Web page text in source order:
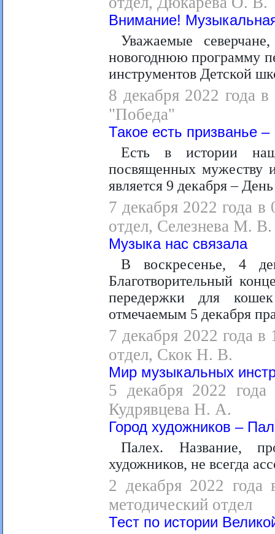
Внимание!
Уважаемые
новогоднюю программу
инструментов Детской
8 декабря 2022 года
"Победа"
Такое есть призванье
Есть в истории
посвященных мужеству
является 9 декабря –
7 декабря 2022 года
отдел, Селезнева М. В.
Музыка нас связала
В воскресенье, 4
Благотворительный
передержки для
отмечаемым 5 декабря
7 декабря 2022 года
отдел, Скок Н. В.
Мир музыкальных
5 декабря 2022 года
Кудрявцева Н. А.
Город художников –
Палех. Название,
художников, не всегда
2 декабря 2022 года
методический отдел
Тест по истории